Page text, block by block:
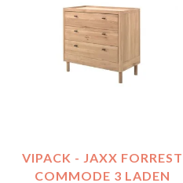
VIPACK - JAXX FORREST
COMMODE 3 LADEN